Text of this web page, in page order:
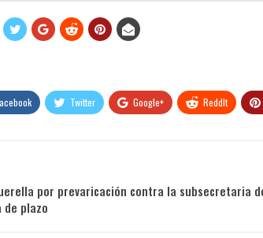
Twitter Google+ ReddIt
por prevaricación contra la subsecretaria
de plazo